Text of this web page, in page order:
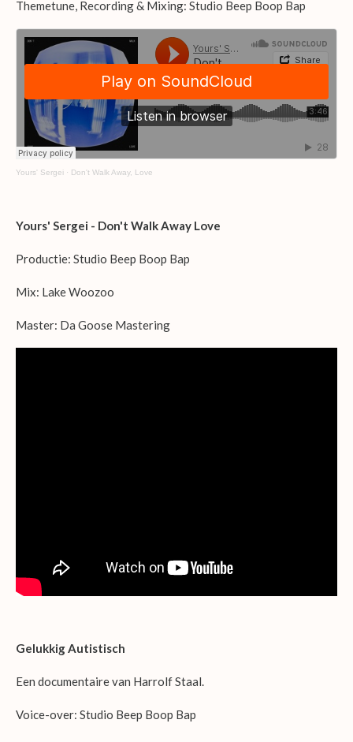
Themetune, Recording & Mixing: Studio Beep Boop Bap
Yours' Sergei · Don't Walk Away, Love
Yours' Sergei - Don't Walk Away Love
Productie: Studio Beep Boop Bap
Mix: Lake Woozoo
Master: Da Goose Mastering
Gelukkig Autistisch
Een documentaire van Harrolf Staal.
Voice-over: Studio Beep Boop Bap